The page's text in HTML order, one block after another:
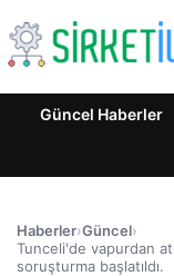
Güncel Haberler
Haberler›Güncel›
Tunceli'de vapurdan
soruşturma başlatıldı.